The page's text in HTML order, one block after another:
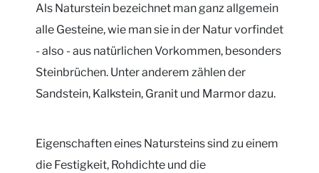
Als Naturstein bezeichnet man ganz allgemein
alle Gesteine, wie man sie in der Natur vorfindet
- also - aus natürlichen Vorkommen, besonders
Steinbrüchen. Unter anderem zählen der
Sandstein, Kalkstein, Granit und Marmor dazu.
Eigenschaften eines Natursteins sind zu einem
die Festigkeit, Rohdichte und die